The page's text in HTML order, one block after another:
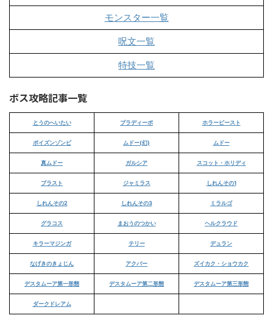
モンスター一覧
呪文一覧
特技一覧
ボス攻略記事一覧
とうのへいたい ブラディーポ ホラービースト
ポイズンゾンビ ムドー(幻) ムドー
真ムドー ガルシア スコット・ホリディ
ブラスト ジャミラス しれんその1
しれんその2 しれんその3 ミラルゴ
グラコス まおうのつかい ヘルクラウド
キラーマジンガ テリー デュラン
なげきのきょじん アクバー ズイカク・ショウカク
デスタムーア第一形態 デスタムーア第二形態 デスタムーア第三形態
ダークドレアム